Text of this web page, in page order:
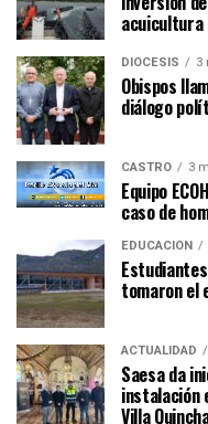
acuicultura
DIÓCESIS 3
Obispos
diálogo
CASTRO 3
Equipo
caso de
EDUCACIÓN
tomaron el
ACTUALIDAD
Saesa da
instalación
Villa